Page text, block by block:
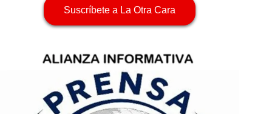
Suscríbete a La Otra Cara